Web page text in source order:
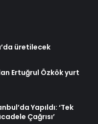
üretilecek
Ertuğrul Özkök yurt
Yapıldı: ‘Tek
Çağrısı’